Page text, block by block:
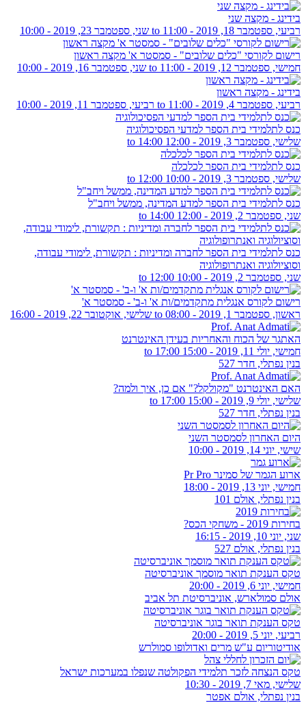
בידינג - מקצה שני
רביעי, ספטמבר 18, 2019 - 11:00
שני, ספטמבר 23, 2019 - 10:00
רישום לקורסי "כלים שלובים" - סמסטר א' מקצה ראשון
חמישי, ספטמבר 12, 2019 - 11:00
שני, ספטמבר 16, 2019 - 10:00
בידינג - מקצה ראשון
רביעי, ספטמבר 4, 2019 - 11:00
רביעי, ספטמבר 11, 2019 - 10:00
כנס לתלמידי בית הספר למדעי הפסיכולוגיה
שלישי, ספטמבר 3, 2019 -
12:00
14:00
כנס לתלמידי בית הספר לכלכלה
שלישי, ספטמבר 3, 2019 -
10:00
12:00
כנס לתלמידי בית הספר למדע המדינה, ממשל ויחב"ל
שני, ספטמבר 2, 2019 -
12:00
14:00
כנס לתלמידי בית הספר לחברה ומדיניות : תקשורת, לימודי עבודה,
וסוציולוגיה ואנתרופולוגיה
שני, ספטמבר 2, 2019 -
10:00
12:00
רישום לקורס אנגלית מתקדמים/ות א' ו-ב' - סמסטר א'
ראשון, ספטמבר 1, 2019 - 08:00
שלישי, אוקטובר 22, 2019 - 16:00
האתגר של הכוח והאחריות בעידן האינטרנט
חמישי, יולי 11, 2019 -
15:00
17:00
בנין נפתלי, חדר 527
האם האינטרנט "מקולקל?" אם כן, איך ולמה?
שלישי, יולי 9, 2019 -
15:00
17:00
בנין נפתלי, חדר 527
היום האחרון לסמסטר השני
שישי, יוני 14, 2019 - 10:00
ארוע הגמר של סמינר Pr Pro
חמישי, יוני 13, 2019 - 18:00
בנין נפתלי, אולם 101
בחירות 2019 - משחקי הכס?
שני, יוני 10, 2019 - 16:15
בנין נפתלי, אולם 527
טקס הענקת תואר מוסמך אוניברסיטה
חמישי, יוני 6, 2019 - 20:00
אולם סמולארש, אוניברסיטת תל אביב
טקס הענקת תואר בוגר אוניברסיטה
רביעי, יוני 5, 2019 - 20:00
אודיטוריום ע"ש מרים ואדולופו סמולרש
טקס הנצחה לזכר תלמידי הפקולטה שנפלו במערכות ישראל
שלישי, מאי 7, 2019 - 10:30
בנין נפתלי, אולם אפטר